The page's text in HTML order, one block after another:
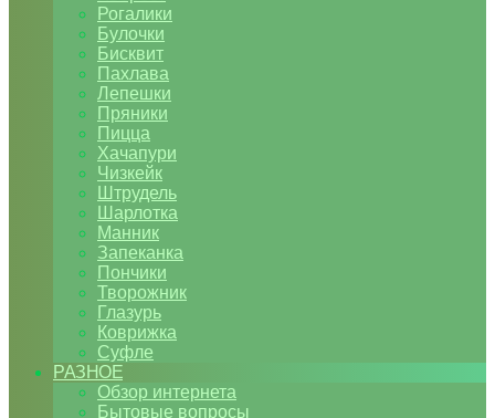
Рогалики
Булочки
Бисквит
Пахлава
Лепешки
Пряники
Пицца
Хачапури
Чизкейк
Штрудель
Шарлотка
Манник
Запеканка
Пончики
Творожник
Глазурь
Коврижка
Суфле
РАЗНОЕ
Обзор интернета
Бытовые вопросы